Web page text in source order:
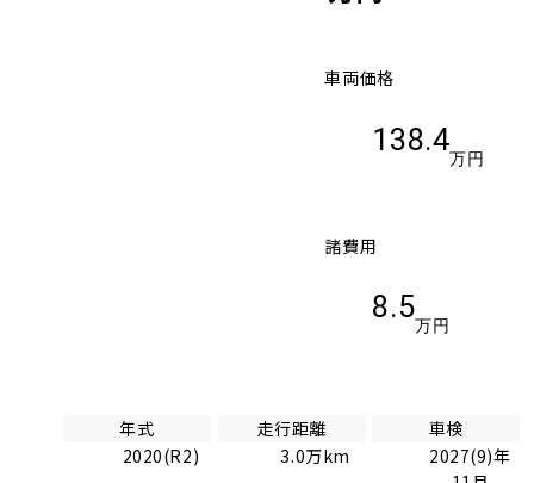
車両価格
138.4
万円
諸費用
8.5
万円
年式
2020(R2)
走行距離
3.0万km
車検
2027(9)年